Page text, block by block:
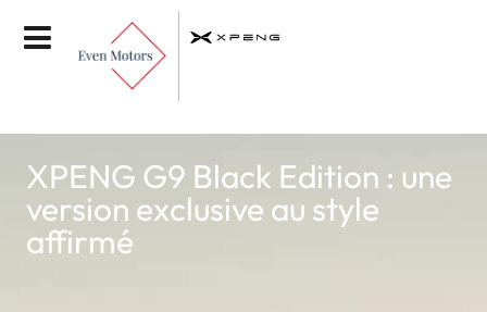
XPENG G9 Black Edition : une
version exclusive au style
affirmé